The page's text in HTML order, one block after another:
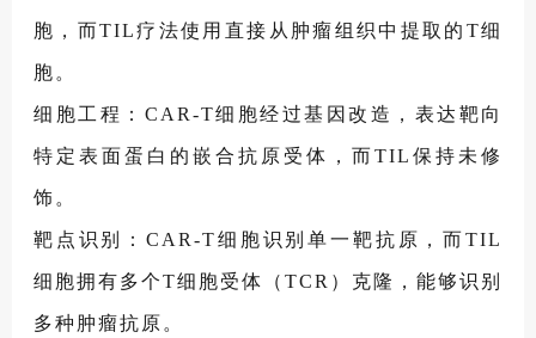
胞，而TIL疗法使用直接从肿瘤组织中提取的T细
胞。
细胞工程：CAR-T细胞经过基因改造，表达靶向
特定表面蛋白的嵌合抗原受体，而TIL保持未修
饰。
靶点识别：CAR-T细胞识别单一靶抗原，而TIL
细胞拥有多个T细胞受体（TCR）克隆，能够识别
多种肿瘤抗原。